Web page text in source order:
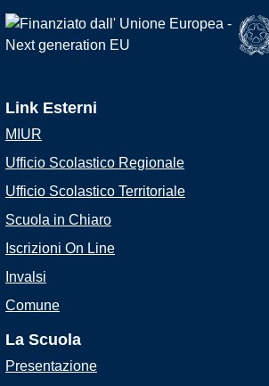
Link Esterni
MIUR
Ufficio Scolastico Regionale
Ufficio Scolastico Territoriale
Scuola in Chiaro
Iscrizioni On Line
Invalsi
Comune
La Scuola
Presentazione